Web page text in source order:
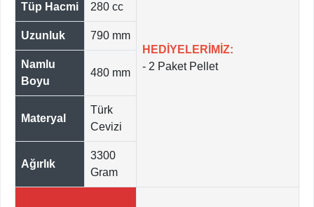
HEDİYELERİMİZ:
- 2 Paket Pellet
Tüp Hacmi 280 cc
Uzunluk 790 mm
Namlu
Boyu
480 mm
Materyal
Türk
Cevizi
Ağırlık
3300
Gram